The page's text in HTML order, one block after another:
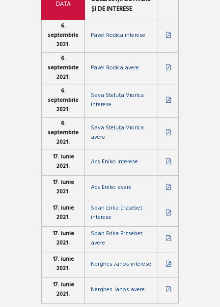
DATA
ȘI DE INTERESE
6.
septembrie
2021.
Pavel Rodica interese
6.
septembrie
2021.
Pavel Rodica avere
6.
septembrie
2021.
Sava Steluța Viorica
interese
6.
septembrie
2021.
Sava Steluța Viorica
avere
17. iunie
2021.
Acs Eniko interese
17. iunie
2021.
Acs Eniko avere
17. iunie
2021.
Span Erika Erzsebet
interese
17. iunie
2021.
Span Erika Erzsebet
avere
17. iunie
2021.
Nerghes Janos interese
17. iunie
2021.
Nerghes Janos avere